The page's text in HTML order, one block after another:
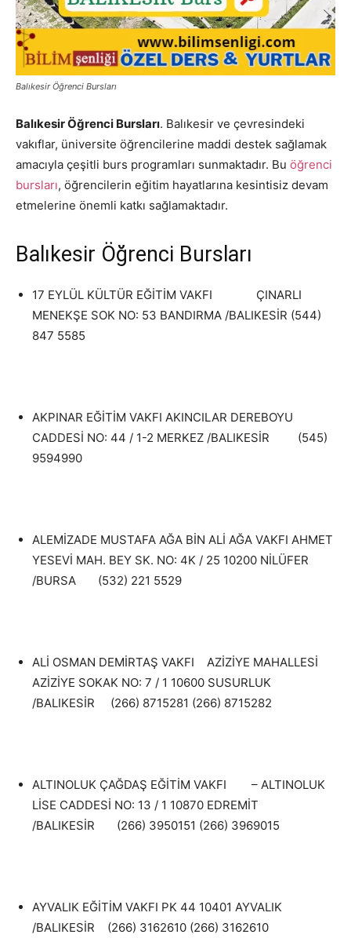
Balıkesir Öğrenci Bursları
Balıkesir Öğrenci Bursları. Balıkesir ve çevresindeki
vakıflar, üniversite öğrencilerine maddi destek sağlamak
amacıyla çeşitli burs programları sunmaktadır. Bu öğrenci
bursları, öğrencilerin eğitim hayatlarına kesintisiz devam
etmelerine önemli katkı sağlamaktadır.
Balıkesir Öğrenci Bursları
17 EYLÜL KÜLTÜR EĞİTİM VAKFI ÇINARLI
MENEKŞE SOK NO: 53 BANDIRMA /BALIKESİR (544)
847 5585
AKPINAR EĞİTİM VAKFI AKINCILAR DEREBOYU
CADDESİ NO: 44 / 1-2 MERKEZ /BALIKESİR (545)
9594990
ALEMİZADE MUSTAFA AĞA BİN ALİ AĞA VAKFI AHMET
YESEVİ MAH. BEY SK. NO: 4K / 25 10200 NİLÜFER
/BURSA (532) 221 5529
ALİ OSMAN DEMİRTAŞ VAKFI AZİZİYE MAHALLESİ
AZİZİYE SOKAK NO: 7 / 1 10600 SUSURLUK
/BALIKESİR (266) 8715281 (266) 8715282
ALTINOLUK ÇAĞDAŞ EĞİTİM VAKFI – ALTINOLUK
LİSE CADDESİ NO: 13 / 1 10870 EDREMİT
/BALIKESİR (266) 3950151 (266) 3969015
AYVALIK EĞİTİM VAKFI PK 44 10401 AYVALIK
/BALIKESİR (266) 3162610 (266) 3162610